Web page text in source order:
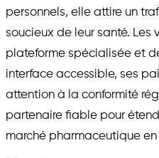
personnels, elle attire un
soucieux de leur santé.
plateforme spécialisée et
interface accessible, ses
attention à la conformité
partenaire fiable pour
marché pharmaceutique en